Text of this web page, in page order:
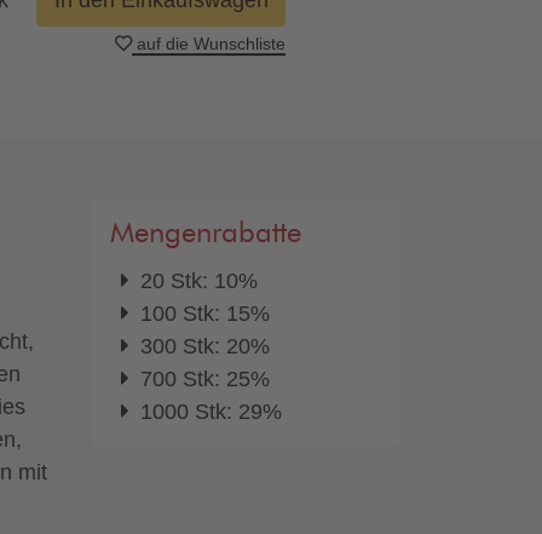
auf die Wunschliste
mit
Mengenrabatte
20 Stk: 10%
100 Stk: 15%
300 Stk: 20%
700 Stk: 25%
1000 Stk: 29%